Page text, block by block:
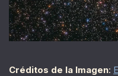
Créditos de la Imagen: